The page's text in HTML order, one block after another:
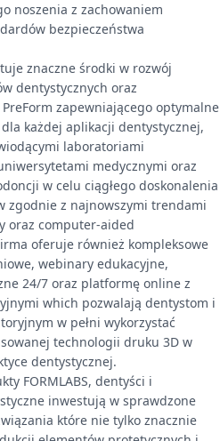
noszenia z zachowaniem
bezpieczeństwa
znaczne środki w rozwój
dentystycznych oraz
zapewniającego optymalne
każdej aplikacji dentystycznej,
laboratoriami
medycznymi oraz
w celu ciągłego doskonalenia
zgodnie z najnowszymi trendami
oraz computer-aided
oferuje również kompleksowe
webinary edukacyjne,
24/7 oraz platformę online z
which pozwalają dentystom i
w pełni wykorzystać
technologii druku 3D w
dentystycznej.
FORMLABS, dentyści i
inwestują w sprawdzone
które nie tylko znacznie